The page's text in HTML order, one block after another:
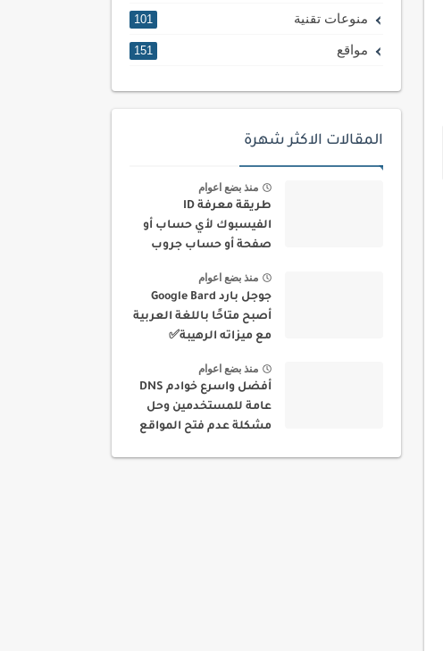
منوعات تقنية 101
مواقع 151
المقالات الاكثر شهرة
منذ بضع اعوام
طريقة معرفة ID
الفيسبوك لأي حساب أو
صفحة أو حساب جروب
منذ بضع اعوام
جوجل بارد Google Bard
أصبح متاحًا باللغة العربية
مع ميزاته الرهيبة✅
منذ بضع اعوام
أفضل واسرع خوادم DNS
عامة للمستخدمين وحل
مشكلة عدم فتح المواقع